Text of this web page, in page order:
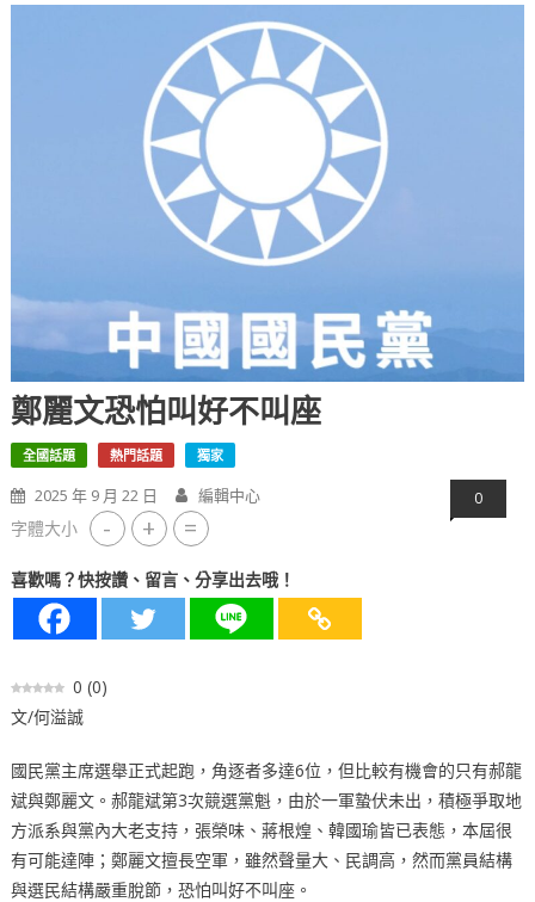
鄭麗文恐怕叫好不叫座
全國話題 熱門話題 獨家
2025 年 9 月 22 日 編輯中心 0
字體大小 - + =
喜歡嗎？快按讚、留言、分享出去哦！
0 (0)
文/何溢誠
國民黨主席選舉正式起跑，角逐者多達6位，但比較有機會的只有郝龍
斌與鄭麗文。郝龍斌第3次競選黨魁，由於一軍蟄伏未出，積極爭取地
方派系與黨內大老支持，張榮味、蔣根煌、韓國瑜皆已表態，本屆很
有可能達陣；鄭麗文擅長空軍，雖然聲量大、民調高，然而黨員結構
與選民結構嚴重脫節，恐怕叫好不叫座。